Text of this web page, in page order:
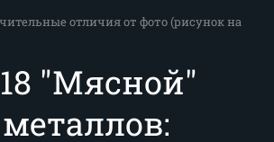
отличия от фото (рисунок на
"Мясной"